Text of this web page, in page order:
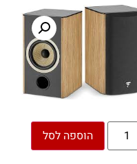
הוספה לסל